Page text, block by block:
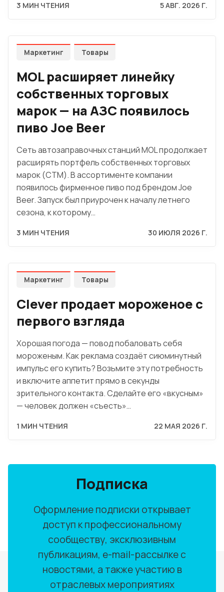
3 МИН ЧТЕНИЯ 5 АВГ. 2026 Г.
Маркетинг Товары
MOL расширяет линейку
собственных торговых
марок — на АЗС появилось
пиво Joe Beer
Сеть автозаправочных станций MOL продолжает
расширять портфель собственных торговых
марок (СТМ). В ассортименте компании
появилось фирменное пиво под брендом Joe
Beer. Запуск был приурочен к началу летнего
сезона, к которому…
3 МИН ЧТЕНИЯ 30 ИЮЛЯ 2026 Г.
Маркетинг Товары
Clever продает мороженое с
первого взгляда
Хорошая погода — повод побаловать себя
мороженым. Как реклама создаёт сиюминутный
импульс его купить? Возьмите эту потребность
и включите аппетит прямо в секунды
зрительного контакта. Сделайте его «вкусным»
— человек должен «съесть»…
1 МИН ЧТЕНИЯ 22 МАЯ 2026 Г.
Подписка
Оформление подписки открывает
доступ к профессиональному
сообществу, эксклюзивным
публикациям, e-mail-рассылке с
новостями, а также участию в
отраслевых мероприятиях